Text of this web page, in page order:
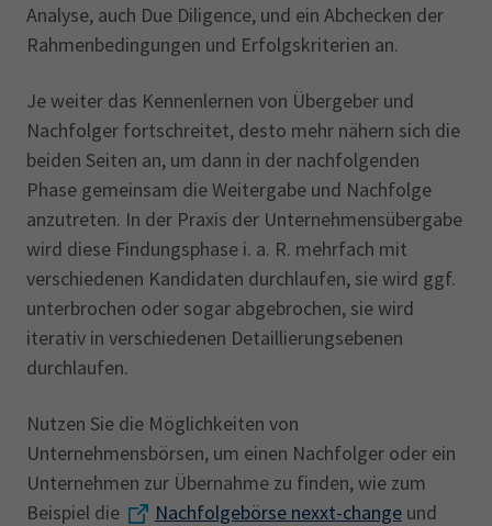
Analyse, auch Due Diligence, und ein Abchecken der
Rahmenbedingungen und Erfolgskriterien an.
Je weiter das Kennenlernen von Übergeber und
Nachfolger fortschreitet, desto mehr nähern sich die
beiden Seiten an, um dann in der nachfolgenden
Phase gemeinsam die Weitergabe und Nachfolge
anzutreten. In der Praxis der Unternehmensübergabe
wird diese Findungsphase i. a. R. mehrfach mit
verschiedenen Kandidaten durchlaufen, sie wird ggf.
unterbrochen oder sogar abgebrochen, sie wird
iterativ in verschiedenen Detaillierungsebenen
durchlaufen.
Nutzen Sie die Möglichkeiten von
Unternehmensbörsen, um einen Nachfolger oder ein
Unternehmen zur Übernahme zu finden, wie zum
Beispiel die
Nachfolgebörse nexxt-change und